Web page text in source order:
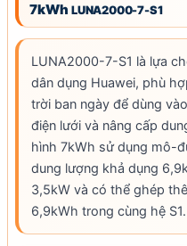
7kWh LUNA2000-7-S1
LUNA2000-7-S1 là lựa
dân dụng Huawei, phù
trời ban ngày để dùng
điện lưới và nâng cấp
hình 7kWh sử dụng mô-
dung lượng khả dụng
3,5kW và có thể ghép
6,9kWh trong cùng hệ S1.